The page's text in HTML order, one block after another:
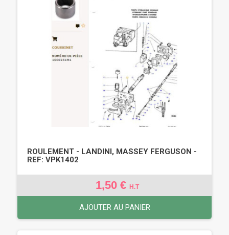
ROULEMENT - LANDINI, MASSEY FERGUSON -
REF: VPK1402
1,50 € H.T
AJOUTER AU PANIER